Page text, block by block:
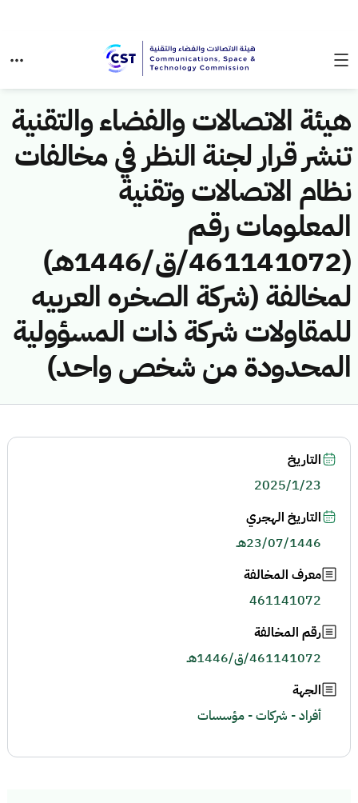
هيئة الاتصالات والفضاء والتقنية
تنشر قرار لجنة النظر في مخالفات
نظام الاتصالات وتقنية
المعلومات رقم
(461141072/ق/1446هـ)
لمخالفة (شركة الصخره العربيه
للمقاولات شركة ذات المسؤولية
المحدودة من شخص واحد)
التاريخ
2025/1/23
التاريخ الهجري
23/07/1446هـ
معرف المخالفة
461141072
رقم المخالفة
461141072/ق/1446هـ
الجهة
أفراد - شركات - مؤسسات